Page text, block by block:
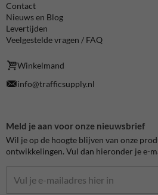
Contact
Nieuws en Blog
Levertijden
Veelgestelde vragen / FAQ
Winkelmand
info@trafficsupply.nl
Meld je aan voor onze nieuwsbrief
Wil je op de hoogte blijven van onze
ontwikkelingen. Vul dan hieronder je e-